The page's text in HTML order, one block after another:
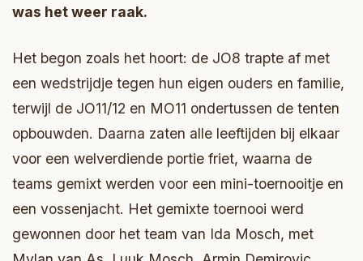
was het weer raak.
Het begon zoals het hoort: de JO8 trapte af met
een wedstrijdje tegen hun eigen ouders en familie,
terwijl de JO11/12 en MO11 ondertussen de tenten
opbouwden. Daarna zaten alle leeftijden bij elkaar
voor een welverdiende portie friet, waarna de
teams gemixt werden voor een mini-toernooitje en
een vossenjacht. Het gemixte toernooi werd
gewonnen door het team van Ida Mosch, met